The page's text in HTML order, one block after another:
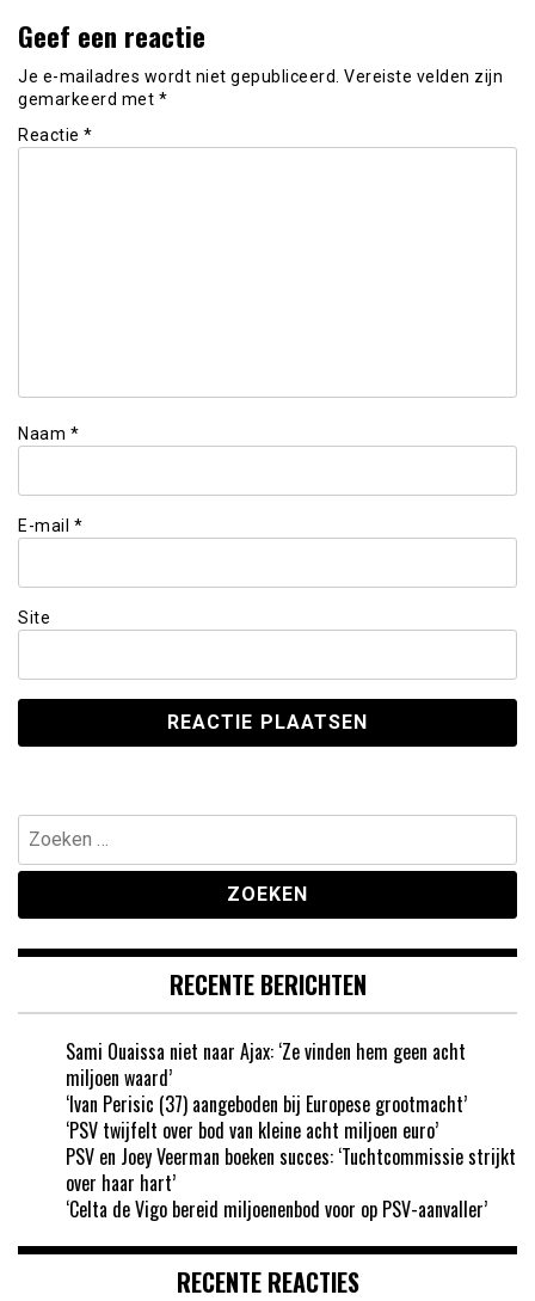
Geef een reactie
Je e-mailadres wordt niet gepubliceerd. Vereiste velden zijn
gemarkeerd met *
Reactie *
Naam *
E-mail *
Site
Zoeken
naar:
RECENTE BERICHTEN
Sami Ouaissa niet naar Ajax: ‘Ze vinden hem geen acht
miljoen waard’
‘Ivan Perisic (37) aangeboden bij Europese grootmacht’
‘PSV twijfelt over bod van kleine acht miljoen euro’
PSV en Joey Veerman boeken succes: ‘Tuchtcommissie strijkt
over haar hart’
‘Celta de Vigo bereid miljoenenbod voor op PSV-aanvaller’
RECENTE REACTIES